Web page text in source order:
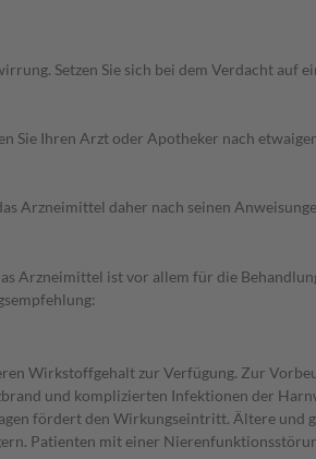
Setzen Sie sich bei dem Verdacht auf
Sie Ihren Arzt oder Apotheker nach
Arzneimittel daher nach seinen
Arzneimittel ist vor allem für die
Wirkstoffgehalt zur Verfügung. Zur
und komplizierten Infektionen der
fördert den Wirkungseintritt. Ältere und
Patienten mit einer